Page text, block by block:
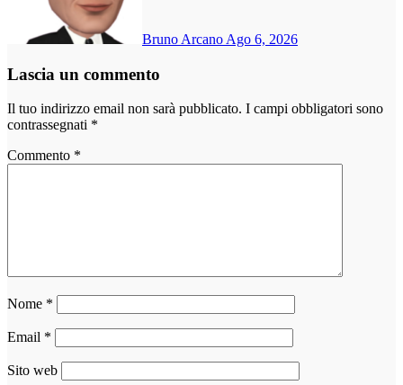
Bruno Arcano Ago 6, 2026
Lascia un commento
Il tuo indirizzo email non sarà pubblicato. I campi obbligatori sono
contrassegnati *
Commento *
Nome *
Email *
Sito web